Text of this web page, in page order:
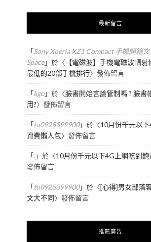
最新留言
「Sony Xperia XZ1 Compact 手機開箱
Space」於〈 【電磁波】手機電磁波輻射
最低的20部手機排行〉發佈留言
「kgo」於〈臉書開始言論管制嗎 ? 臉書
用?〉發佈留言
「tu0925399900」於〈10月份千元以
資費懶人包〉發佈留言
「.」於〈10月份千元以下4G上網吃到飽
發佈留言
「tu0925399900」於〈[心得]男女部落
文大不同〉發佈留言
推薦廣告